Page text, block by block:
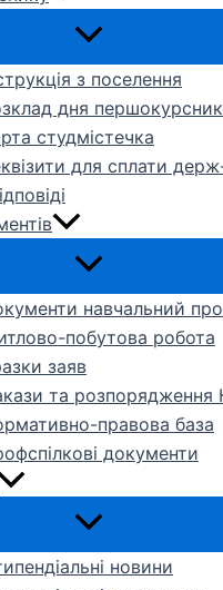
з поселення
дня
студмістечка
для сплати
навчальний
побутова робота
заяв
та розпорядження
правова база
документи
новини